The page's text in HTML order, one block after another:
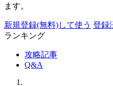
ます。
新規登録(無料)して使う 登録
ランキング
攻略記事
Q&A